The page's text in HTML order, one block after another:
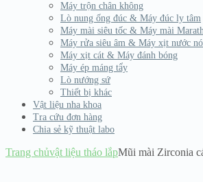
Máy trộn chân không
Lò nung ống đúc & Máy đúc ly tâm
Máy mài siêu tốc & Máy mài
Máy rửa siêu âm & Máy xịt nước
Máy xịt cát & Máy đánh bóng
Máy ép máng tẩy
Lò nướng sứ
Thiết bị khác
Vật liệu nha khoa
Tra cứu đơn hàng
Chia sẻ kỹ thuật labo
Trang chủvật liệu tháo lắpMũi mài Zirconia